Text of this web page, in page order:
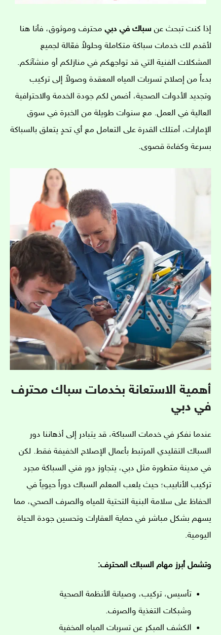
إذا كنت تبحث عن سباك في دبي محترف وموثوق، فأنا هنا
لأقدم لك خدمات سباكة متكاملة وحلولاً فعّالة لجميع
المشكلات الفنية التي قد تواجهكم في منازلكم أو منشآتكم.
بدءاً من إصلاح تسربات المياه المعقدة وصولاً إلى تركيب
وتجديد الأدوات الصحية، أضمن لكم جودة الخدمة والاحترافية
العالية في العمل. مع سنوات طويلة من الخبرة في سوق
الإمارات، أمتلك القدرة على التعامل مع أي تحدٍ يتعلق بالسباكة
بسرعة وكفاءة قصوى.
أهمية الاستعانة بخدمات سباك محترف
في دبي
عندما نفكر في خدمات السباكة، قد يتبادر إلى أذهاننا دور
السباك التقليدي المرتبط بأعمال الإصلاح الخفيفة فقط. لكن
في مدينة متطورة مثل دبي، يتجاوز دور فني السباكة مجرد
تركيب الأنابيب؛ حيث يلعب المعلم السباك دوراً حيوياً في
الحفاظ على سلامة البنية التحتية للمياه والصرف الصحي، مما
يسهم بشكل مباشر في حماية العقارات وتحسين جودة الحياة
اليومية.
وتشمل أبرز مهام السباك المحترف:
تأسيس، تركيب، وصيانة الأنظمة الصحية
وشبكات التغذية والصرف.
الكشف المبكر عن تسربات المياه المخفية